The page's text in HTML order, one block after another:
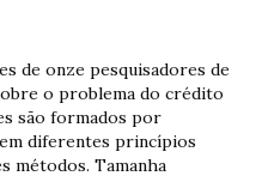
de onze pesquisadores de
o problema do crédito
são formados por
diferentes princípios
métodos. Tamanha